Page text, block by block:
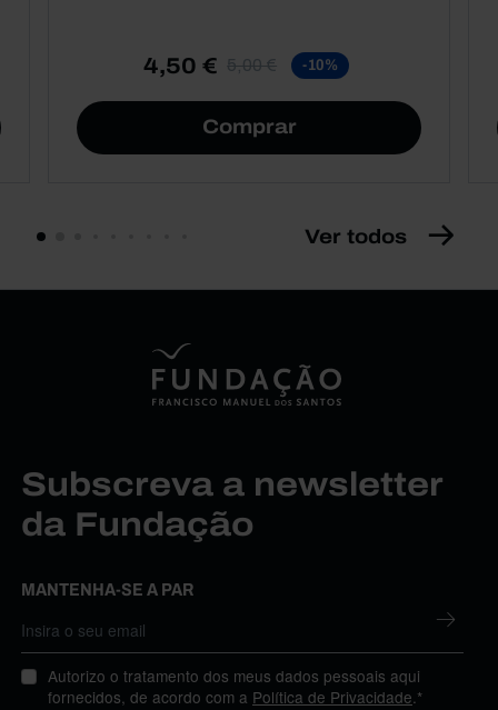
4,50 € 5,00 € -10%
Comprar
Ver todos
Subscreva a newsletter
da Fundação
MANTENHA-SE A PAR
Autorizo o tratamento dos meus dados pessoais aqui
fornecidos, de acordo com a Política de Privacidade.*